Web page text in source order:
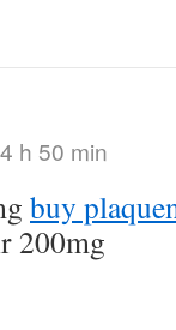
h 50 min
buy
200mg